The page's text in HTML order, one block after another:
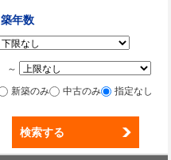
築年数
～
新築のみ
中古のみ 指定なし
検索する